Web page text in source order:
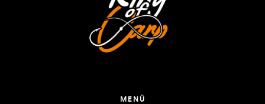
MENÜ